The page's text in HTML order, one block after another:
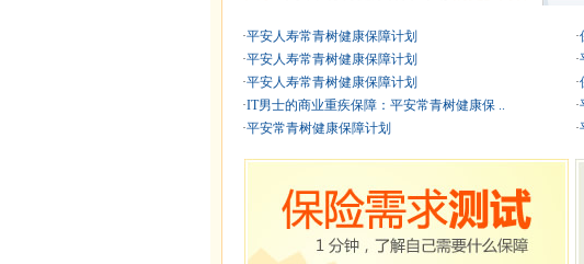
·平安人寿常青树健康保障计划
·平安人寿常青树健康保障计划
·平安人寿常青树健康保障计划
·IT男士的商业重疾保障：平安常青树健康保 ..
·平安常青树健康保障计划
·
·
·
·
·